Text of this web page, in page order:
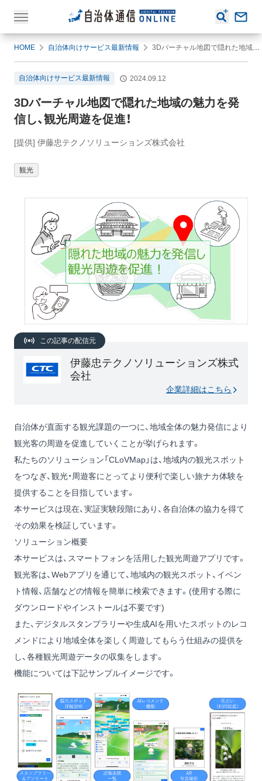
HOME 自治体向けサービス最新情報 3Dバーチャル地図で隠れた地域の魅力を発信し、観光周遊を促進！
自治体向けサービス最新情報 2024.09.12
3Dバーチャル地図で隠れた地域の魅力を発
信し、観光周遊を促進！
[提供] 伊藤忠テクノソリューションズ株式会社
観光
この記事の配信元
伊藤忠テクノソリューションズ株式
会社
企業詳細はこちら
自治体が直面する観光課題の一つに、地域全体の魅力発信により
観光客の周遊を促進していくことが挙げられます。
私たちのソリューション「CLoVMap」は、地域内の観光スポット
をつなぎ、観光・周遊客にとってより便利で楽しい旅ナカ体験を
提供することを目指しています。
本サービスは現在、実証実験段階にあり、各自治体の協力を得て
その効果を検証しています。
ソリューション概要
本サービスは、スマートフォンを活用した観光周遊アプリです。
観光客は、Webアプリを通じて、地域内の観光スポット、イベン
ト情報、店舗などの情報を簡単に検索できます。(使用する際に
ダウンロードやインストールは不要です)
また、デジタルスタンプラリーや生成AIを用いたスポットのレコ
メンドにより地域全体を楽しく周遊してもらう仕組みの提供を
し、各種観光周遊データの収集をします。
機能については下記サンプルイメージです。